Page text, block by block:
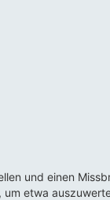
und einen
etwa